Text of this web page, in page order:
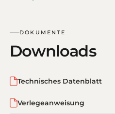
DOKUMENTE
Downloads
Technisches Datenblatt
Verlegeanweisung